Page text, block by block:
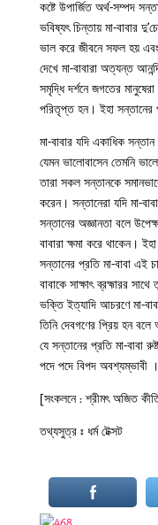
কষ্টে উপার্জিত অৰ্থ-সম্পদ
ভবিষ্যৎ চিন্তায় মা-বাবার
ভাল করে জীবনে সফল হয় এবং
দেখে মা-বাবারা অত্যন্ত
সমৃদ্ধি দর্শনে জগতের
পরিতৃপ্ত হন। ইহা সন্তানের
মা-বাবার যদি একাধিক
যেমন ভালোবাসেন তেমনি
তারা সকল সন্তানকে
করেন। সন্তানেরা যদি মা-
সন্তানের অজ্ঞানতা বলে
বাবারা ক্ষমা করে থাকেন।
সন্তানের প্রতি মা-বাবা এই
বাবাকে সাক্ষাৎ ব্রহ্মারর
ভক্তি ইত্যাদি আচরণে মা-
তিনি দেবগণের প্রিয় হন
যে সন্তানের প্রতি মা-বাবা
পদে পদে বিপদ অবশ্যম্ভাবী
[সংকলনে : শ্রীমৎ অজিত
তথ্যসুত্র ঃ ধর্ম টেক্সট